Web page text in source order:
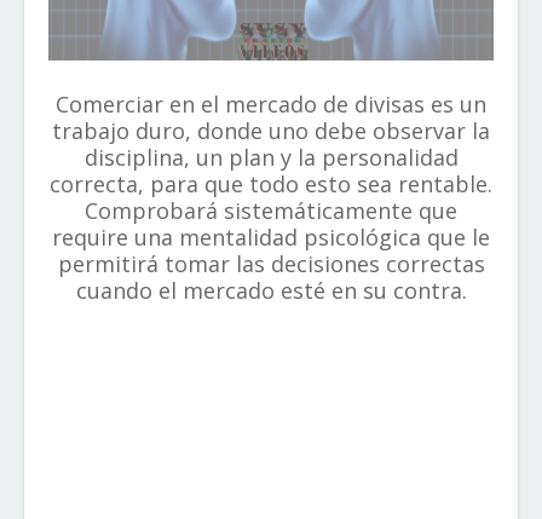
Comerciar en el mercado de divisas es un
trabajo duro, donde uno debe observar la
disciplina, un plan y la personalidad
correcta, para que todo esto sea rentable.
Comprobará sistemáticamente que
require una mentalidad psicológica que le
permitirá tomar las decisiones correctas
cuando el mercado esté en su contra.